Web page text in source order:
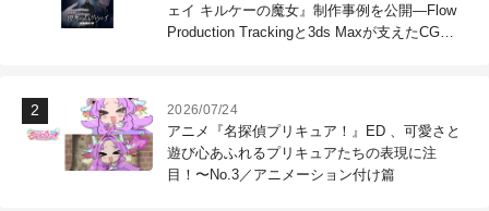
ェイ キルケーの魔女』制作事例を公開―Flow
Production Trackingと3ds Maxが支えたCG制
2026/07/24
アニメ『名探偵プリキュア！』ED 、可愛さと
遊び心あふれるプリキュアたちの表現に注
目！〜No.3／アニメーション付け篇